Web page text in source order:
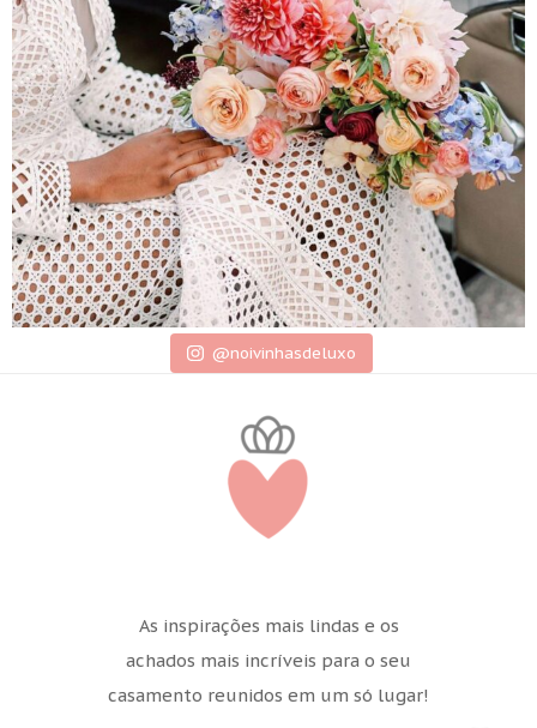
@noivinhasdeluxo
As inspirações mais lindas e os
achados mais incríveis para o seu
casamento reunidos em um só lugar!